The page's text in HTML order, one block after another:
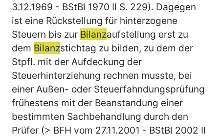
3.12.1969 - BStBl 1970 II S. 229). Dagegen
ist eine Rückstellung für hinterzogene
Steuern bis zur Bilanzaufstellung erst zu
dem Bilanzstichtag zu bilden, zu dem der
Stpfl. mit der Aufdeckung der
Steuerhinterziehung rechnen musste, bei
einer Außen- oder Steuerfahndungsprüfung
frühestens mit der Beanstandung einer
bestimmten Sachbehandlung durch den
Prüfer (> BFH vom 27.11.2001 - BStBl 2002 II